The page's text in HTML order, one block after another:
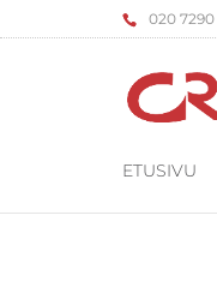
‌020 7290
ETUSIVU